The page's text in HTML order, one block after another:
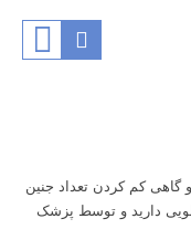
گاهی کم کردن تعداد جنین
دارید و توسط پزشک